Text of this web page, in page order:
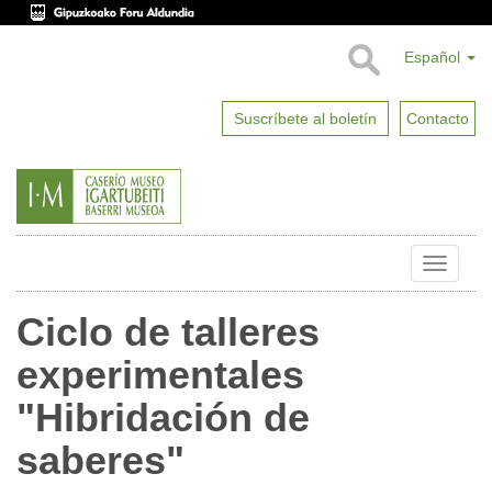
Español
Suscríbete al boletín Contacto
Toggle
Ciclo de talleres
experimentales
"Hibridación de
saberes"